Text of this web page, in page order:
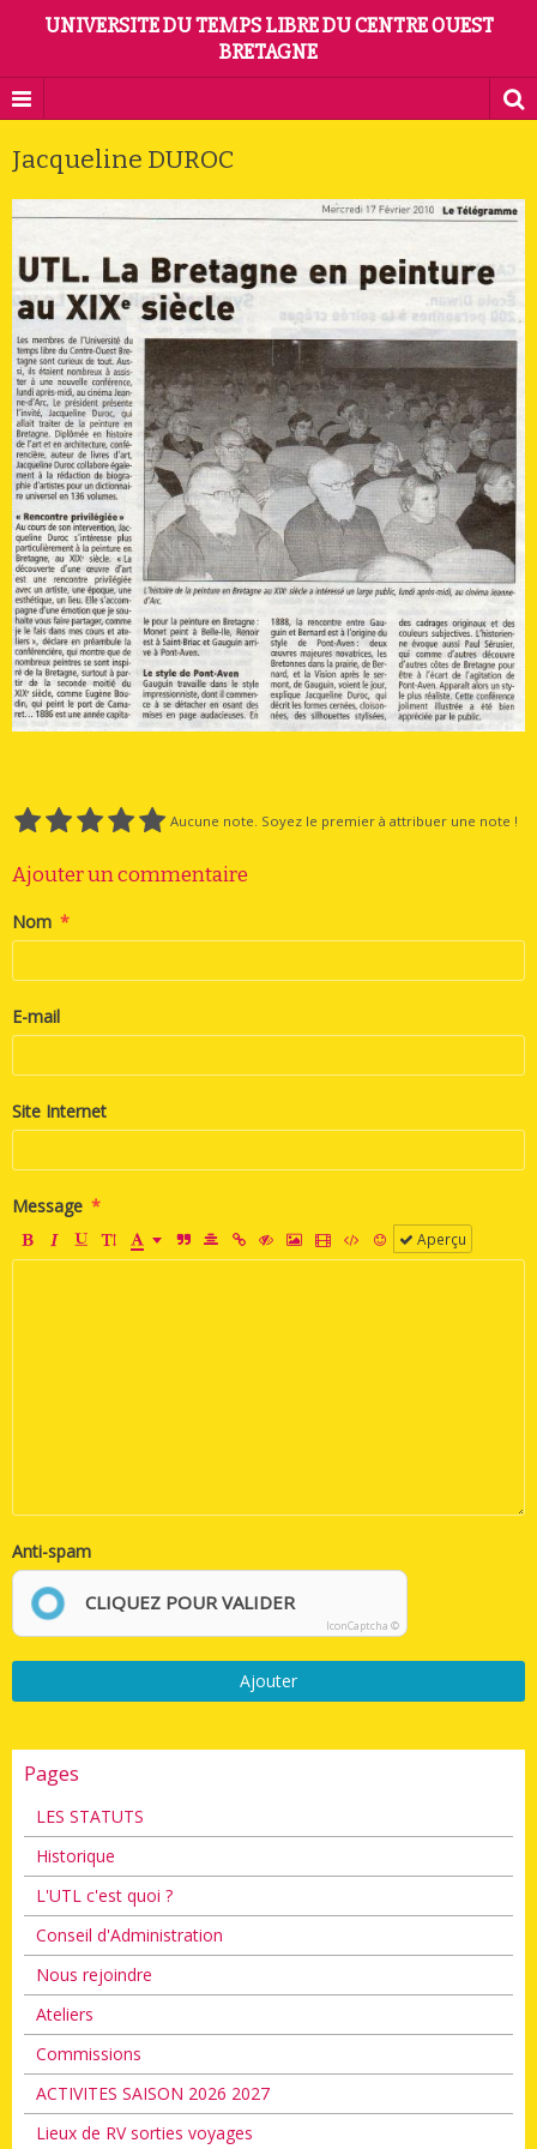
UNIVERSITE DU TEMPS LIBRE DU CENTRE OUEST
BRETAGNE
Jacqueline DUROC
Aucune note. Soyez le premier à attribuer une note !
Ajouter un commentaire
Nom
E-mail
Site Internet
Message
Aperçu
Anti-spam
CLIQUEZ POUR VALIDER
IconCaptcha ©
Ajouter
Pages
LES STATUTS
Historique
L'UTL c'est quoi ?
Conseil d'Administration
Nous rejoindre
Ateliers
Commissions
ACTIVITES SAISON 2026 2027
Lieux de RV sorties voyages